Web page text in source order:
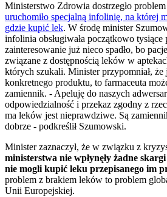
Ministerstwo Zdrowia dostrzegło
uruchomiło specjalną infolinię, na której
gdzie kupić lek. W środę minister
infolinia obsługiwała początkowo
zainteresowanie już nieco spadło, bo
związane z dostępnością leków w
których szukali. Minister przypomniał, że
konkretnego produktu, to farmaceuta
zamiennik. - Apeluję do naszych
odpowiedzialność i przekaz zgodny z
ma leków jest nieprawdziwe. Są
dobrze - podkreślił Szumowski.
Minister zaznaczył, że w związku z
ministerstwa nie wpłynęły żadne
nie mogli kupić leku przepisanego im
problem z brakiem leków to problem
Unii Europejskiej.